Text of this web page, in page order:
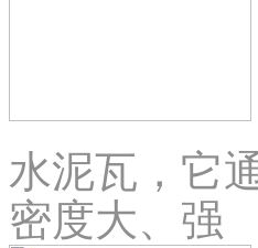
水泥瓦，它
密度大、强